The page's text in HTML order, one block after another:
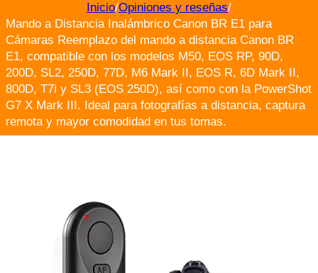
Inicio/Opiniones y reseñas/
Mando a Distancia Inalámbrico Canon BR E1 para
Cámaras Reemplazo del mando a distancia Canon BR
E1, compatible con los modelos M50, EOS RP, 90D,
200D, SL2, 250D, 77D, M6 Mark II, EOS R, 6D Mark II,
800D, T7i y SL3 (EOS 250D), así como con la PowerShot
G7 X Mark III. Ideal para fotografías a distancia, captura
remota y mayor comodidad en tus tomas.